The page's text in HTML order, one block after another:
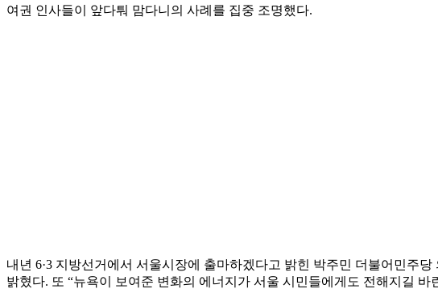
여권 인사들이 앞다퉈 맘다니의 사례를 집중 조명했다.
내년 6·3 지방선거에서 서울시장에 출마하겠다고 밝힌 박주민 더불어민주
밝혔다. 또 “뉴욕이 보여준 변화의 에너지가 서울 시민들에게도 전해지길